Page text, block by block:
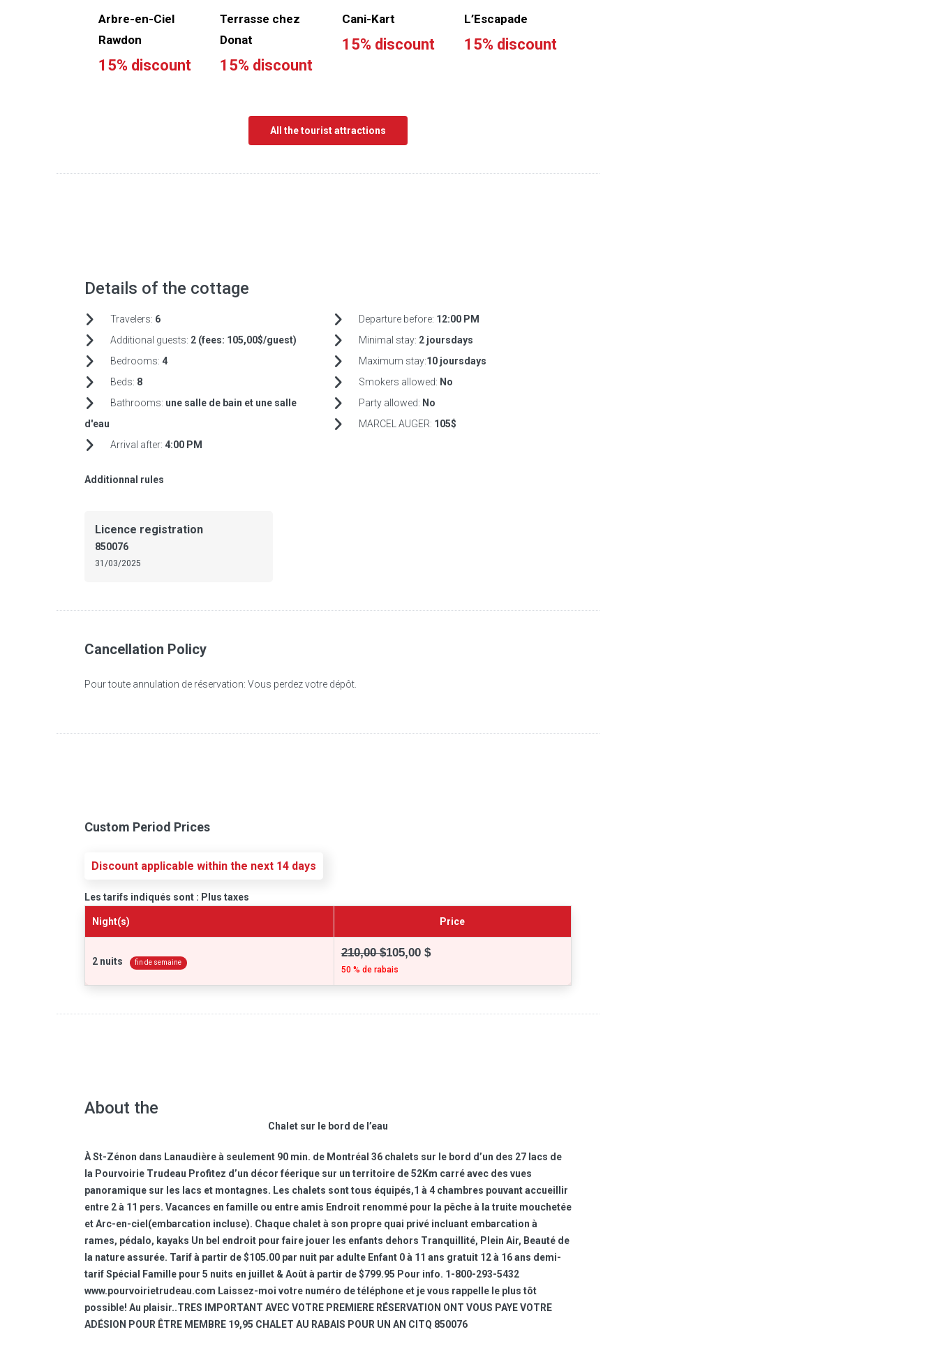
Arbre-en-Ciel
Rawdon
15% discount
Terrasse chez
Donat
15% discount
Cani-Kart
15% discount
L’Escapade
15% discount
All the tourist attractions
Details of the cottage
Travelers: 6
Additional guests: 2 (fees: 105,00$/guest)
Bedrooms: 4
Beds: 8
Bathrooms: une salle de bain et une salle
d'eau
Arrival after: 4:00 PM
Departure before: 12:00 PM
Minimal stay: 2 joursdays
Maximum stay:10 joursdays
Smokers allowed: No
Party allowed: No
MARCEL AUGER: 105$
Additionnal rules
Licence registration
850076
31/03/2025
Cancellation Policy
Pour toute annulation de réservation: Vous perdez votre dépôt.
Custom Period Prices
Discount applicable within the next 14 days
Les tarifs indiqués sont : Plus taxes
Night(s) Price
2 nuits fin de semaine
210,00 $105,00 $
50 % de rabais
About the
Chalet sur le bord de l’eau
À St-Zénon dans Lanaudière à seulement 90 min. de Montréal 36 chalets sur le bord d’un des 27 lacs de
la Pourvoirie Trudeau Profitez d’un décor féerique sur un territoire de 52Km carré avec des vues
panoramique sur les lacs et montagnes. Les chalets sont tous équipés,1 à 4 chambres pouvant accueillir
entre 2 à 11 pers. Vacances en famille ou entre amis Endroit renommé pour la pêche à la truite mouchetée
et Arc-en-ciel(embarcation incluse). Chaque chalet à son propre quai privé incluant embarcation à
rames, pédalo, kayaks Un bel endroit pour faire jouer les enfants dehors Tranquillité, Plein Air, Beauté de
la nature assurée. Tarif à partir de $105.00 par nuit par adulte Enfant 0 à 11 ans gratuit 12 à 16 ans demi-
tarif Spécial Famille pour 5 nuits en juillet & Août à partir de $799.95 Pour info. 1-800-293-5432
www.pourvoirietrudeau.com Laissez-moi votre numéro de téléphone et je vous rappelle le plus tôt
possible! Au plaisir..TRES IMPORTANT AVEC VOTRE PREMIERE RÉSERVATION ONT VOUS PAYE VOTRE
ADÉSION POUR ÊTRE MEMBRE 19,95 CHALET AU RABAIS POUR UN AN CITQ 850076